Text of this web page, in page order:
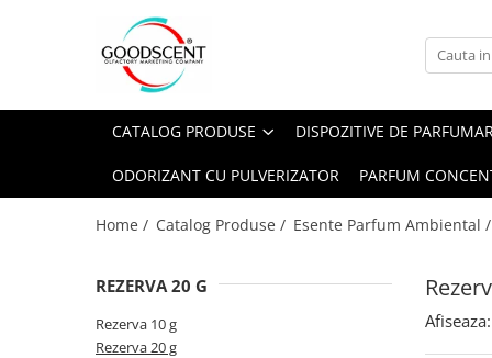
Catalog Produse
Odorizant cu Pulverizator
Dispozitive de Parfumare Ambientală
Industriale (HVAC)
Esente Parfum Ambiental
Rezerva 100 g
Rezerva 500 g
Rezerva 1 Kg
CATALOG PRODUSE DISPOZITIVE DE
ODORIZANT CU PULVERIZATOR PARFUM
Home / Catalog Produse / Esente Parfum Ambiental /
REZERVA 20 G
Rezerva 10 g
Rezerva 20 g
Afiseaza: